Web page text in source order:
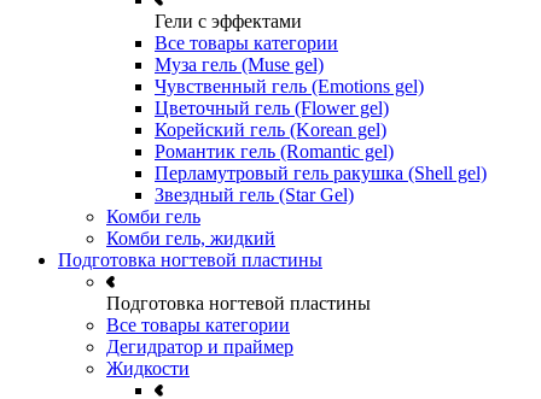
Гели с эффектами
Все товары категории
Муза гель (Muse gel)
Чувственный гель (Emotions gel)
Цветочный гель (Flower gel)
Корейский гель (Korean gel)
Романтик гель (Romantic gel)
Перламутровый гель ракушка (Shell gel)
Звездный гель (Star Gel)
Комби гель
Комби гель, жидкий
Подготовка ногтевой пластины
Подготовка ногтевой пластины
Все товары категории
Дегидратор и праймер
Жидкости